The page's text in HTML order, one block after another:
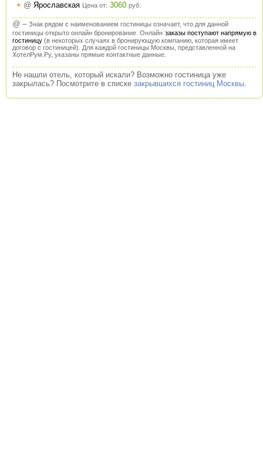
+ @ Ярославская Цена от: 3060 руб.
@ – Знак рядом с наименованием гостиницы означает, что для данной
гостиницы открыто онлайн бронирование. Онлайн заказы поступают напрямую в
гостиницу (в некоторых случаях в бронирующую компанию, которая имеет
договор с гостиницей). Для каждой гостиницы Москвы, представленной на
ХотелРум.Ру, указаны прямые контактные данные.
Не нашли отель, который искали? Возможно гостиница уже
закрылась? Посмотрите в списке закрывшихся гостиниц Москвы.